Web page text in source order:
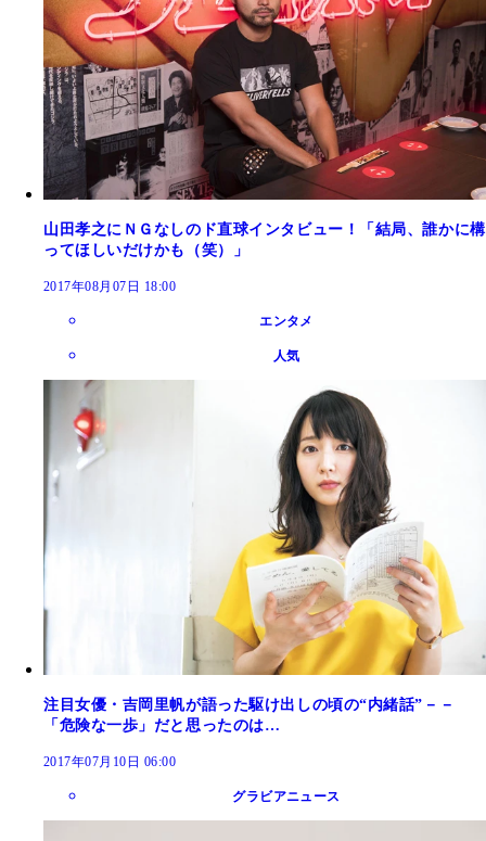
山田孝之にＮＧなしのド直球インタビュー！「結局、誰かに構
ってほしいだけかも（笑）」
2017年08月07日 18:00
エンタメ
人気
注目女優・吉岡里帆が語った駆け出しの頃の“内緒話”－－
「危険な一歩」だと思ったのは…
2017年07月10日 06:00
グラビアニュース